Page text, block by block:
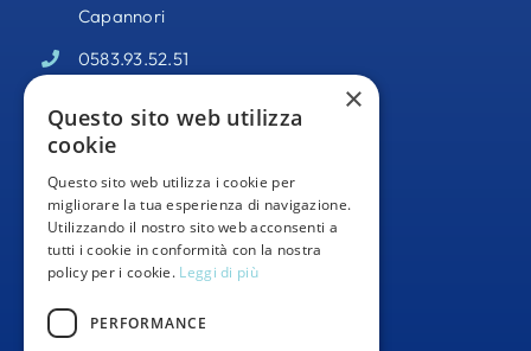
Capannori
0583.93.52.51
odisseacooperativa@pec.it
Partita IVA 02095140469
Informativa Privacy
Whistleblowing
×
Questo sito web utilizza
cookie
Questo sito web utilizza i cookie per
migliorare la tua esperienza di navigazione.
Utilizzando il nostro sito web acconsenti a
tutti i cookie in conformità con la nostra
policy per i cookie. Leggi di più
PERFORMANCE